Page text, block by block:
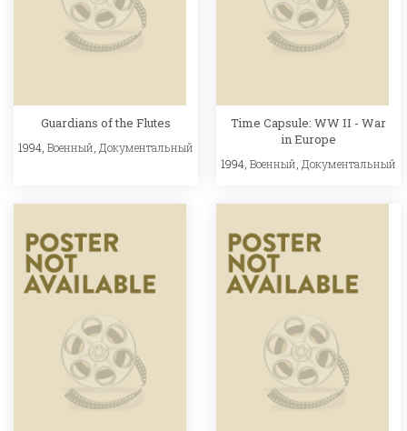
Guardians of the Flutes
1994, Военный, Документальный
Time Capsule: WW II - War
in Europe
1994,Военный,Документальный